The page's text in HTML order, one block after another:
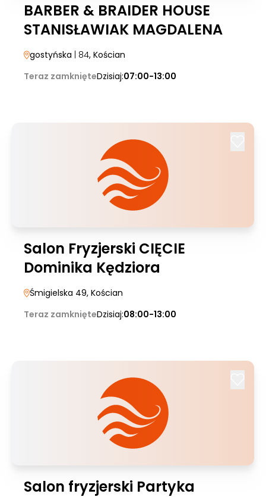
BARBER & BRAIDER HOUSE
STANISŁAWIAK MAGDALENA
gostyńska | 84, Kościan
Teraz zamknięteDzisiaj:07:00-13:00
Salon Fryzjerski CIĘCIE
Dominika Kędziora
Śmigielska 49, Kościan
Teraz zamknięteDzisiaj:08:00-13:00
Salon fryzjerski Partyka